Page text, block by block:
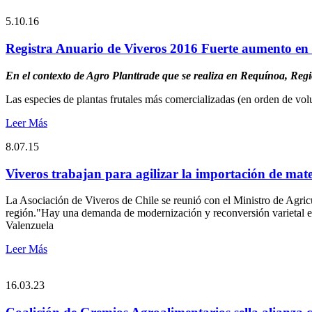
5.10.16
Registra Anuario de Viveros 2016 Fuerte aumento
En el contexto de Agro Planttrade que se realiza en Requínoa,
Las especies de plantas frutales más comercializadas (en orden de
Leer Más
8.07.15
Viveros trabajan para agilizar la importación de
La Asociación de Viveros de Chile se reunió con el Ministro de
región."Hay una demanda de modernización y reconversión varietal
Valenzuela
Leer Más
16.03.23